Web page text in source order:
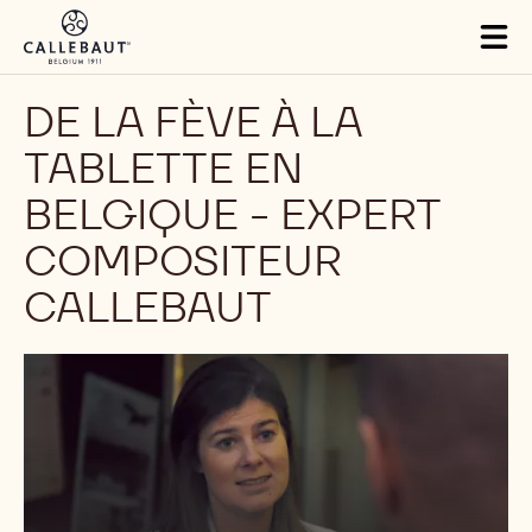
Skip to main content
DE LA FÈVE À LA
TABLETTE EN
BELGIQUE - EXPERT
COMPOSITEUR
CALLEBAUT
Lire